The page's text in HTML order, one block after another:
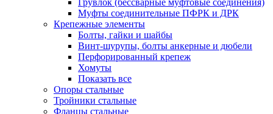
Грувлок (бессварные муфтовые соединения)
Муфты соединительные ПФРК и ДРК
Крепежные элементы
Болты, гайки и шайбы
Винт-шурупы, болты анкерные и дюбели
Перфорированный крепеж
Хомуты
Показать все
Опоры стальные
Тройники стальные
Фланцы стальные